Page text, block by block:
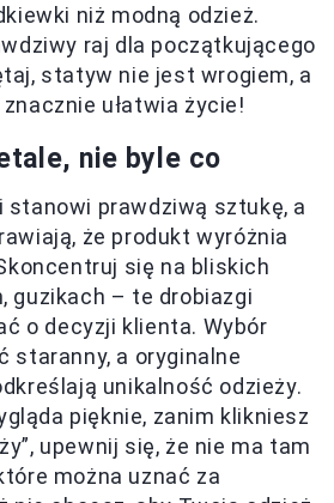
niż modną odzież.
raj dla początkującego
statyw nie jest wrogiem, a
ułatwia życie!
nie byle co
stanowi prawdziwą sztukę, a
że produkt wyróżnia
się na bliskich
guzikach – te drobiazgi
o decyzji klienta. Wybór
staranny, a oryginalne
unikalność odzieży.
pięknie, zanim klikniesz
upewnij się, że nie ma tam
można uznać za